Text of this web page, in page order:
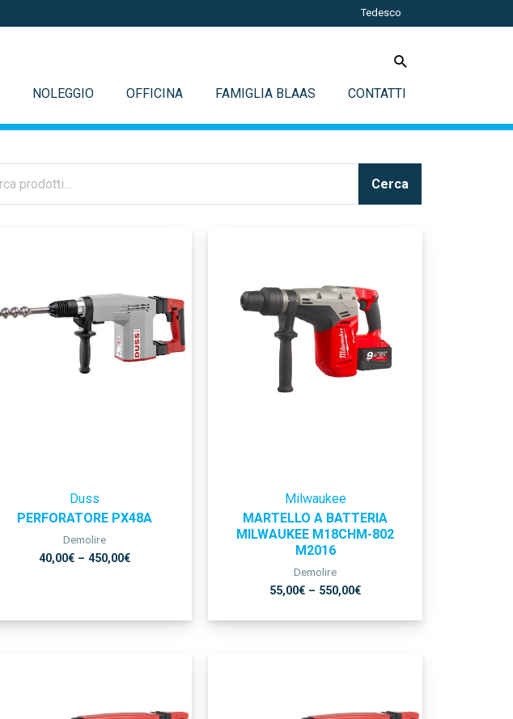
Tedesco
NOLEGGIO OFFICINA FAMIGLIA BLAAS CONTATTI
Cerca
Duss
PERFORATORE PX48A
Demolire
40,00€ – 450,00€
Milwaukee
MARTELLO A BATTERIA
MILWAUKEE M18CHM-802
M2016
Demolire
55,00€ – 550,00€